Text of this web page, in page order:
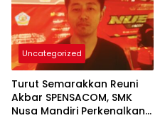
Uncategorized
Turut Semarakkan Reuni
Akbar SPENSACOM, SMK
Nusa Mandiri Perkenalkan